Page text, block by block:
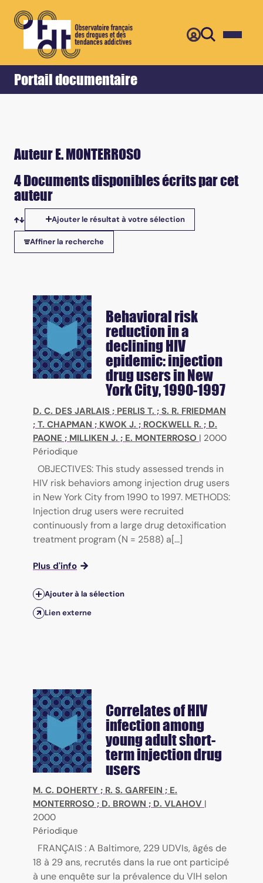
Portail documentaire
Accueil Retour
Auteur E. MONTERROSO
4 Documents disponibles écrits par cet
auteur
Tris disponibles
Ajouter le résultat à votre sélection
Affiner la recherche
Behavioral risk
reduction in a
declining HIV
epidemic: injection
drug users in New
York City, 1990-1997
D. C. DES JARLAIS ; PERLIS T. ; S. R. FRIEDMAN
; T. CHAPMAN ; KWOK J. ; ROCKWELL R. ; D.
PAONE ; MILLIKEN J. ; E. MONTERROSO | 2000
Périodique
OBJECTIVES: This study assessed trends in
HIV risk behaviors among injection drug users
in New York City from 1990 to 1997. METHODS:
Injection drug users were recruited
continuously from a large drug detoxification
treatment program (N = 2588) a[...]
Plus d'info
Ajouter à la sélection
Lien externe
Correlates of HIV
infection among
young adult short-
term injection drug
users
M. C. DOHERTY ; R. S. GARFEIN ; E.
MONTERROSO ; D. BROWN ; D. VLAHOV |
2000
Périodique
FRANÇAIS : A Baltimore, 229 UDVIs, âgés de
18 à 29 ans, recrutés dans la rue ont participé
à une enquête sur la prévalence du VIH selon